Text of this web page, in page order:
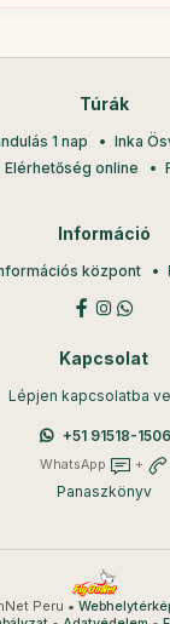
Túrák
1 nap
Inka
Elérhetőség online
Információ
központ
Kapcsolat
Lépjen kapcsolatba
+51 91518-1506
WhatsApp +
Panaszkönyv
Peru •